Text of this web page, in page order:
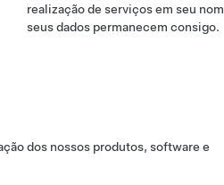
realização de serviços em seu
seus dados permanecem consigo.
dos nossos produtos, software e